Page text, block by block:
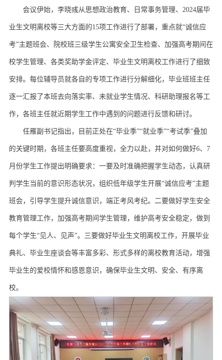
会议伊始，李晓彧从思想政治教育、日常事务管理、2024届毕
业生文明离校等三大方面的15项工作进行了部署，重点就“诚信应
考”主题班会、院校班三级学生公寓安全卫生检查、加强高考期间在
校学生管理、各类奖助学金评定、毕业生文明离校工作进行了细致
安排。每位辅导员就各自的专项工作进行分解细化，毕业班班主任
逐一汇报了本班去向落实率、未就业学生情况、科研助理报名等工
作，各班主任就近期学生工作中遇到的问题进行反馈和研讨。
任雁副书记指出，目前正处在“毕业季”“就业季”“考试季”叠加
的关键时期，各班主任要高度重视，全力以赴，并对如何做好6、7
月份学生工作提出明确要求：一要及时准确把握学生动态，认真研
判学生当前的意识形态状况，组织低年级学生开展“诚信应考”主题
班会，引导学生提升诚信意识，端正考风考纪。二要做好学生安全
教育管理工作，加强高考期间学生管理，维护高考安全稳定，做到
每个学生“见人、见声”。三要做好毕业生文明离校工作，开展毕业
典礼、毕业生座谈会等丰富多彩、形式多样的离校教育活动，增强
毕业生的爱校情怀和感恩意识，确保毕业生文明、安全、有序离
校。